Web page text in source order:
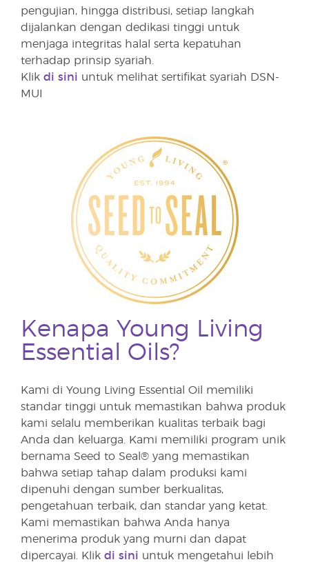
pengujian, hingga distribusi, setiap langkah
dijalankan dengan dedikasi tinggi untuk
menjaga integritas halal serta kepatuhan
terhadap prinsip syariah.
Klik di sini untuk melihat sertifikat syariah DSN-
MUI
Kenapa Young Living
Essential Oils?
Kami di Young Living Essential Oil memiliki
standar tinggi untuk memastikan bahwa produk
kami selalu memberikan kualitas terbaik bagi
Anda dan keluarga. Kami memiliki program unik
bernama Seed to Seal® yang memastikan
bahwa setiap tahap dalam produksi kami
dipenuhi dengan sumber berkualitas,
pengetahuan terbaik, dan standar yang ketat.
Kami memastikan bahwa Anda hanya
menerima produk yang murni dan dapat
dipercayai. Klik di sini untuk mengetahui lebih